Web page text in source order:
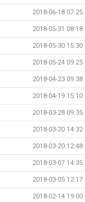
2018-06-18 07:25
2018-05-31 08:18
2018-05-30 15:30
2018-05-24 09:25
2018-04-23 09:38
2018-04-19 15:10
2018-03-28 09:35
2018-03-20 14:32
2018-03-20 12:48
2018-03-07 14:35
2018-03-05 12:17
2018-02-14 19:00